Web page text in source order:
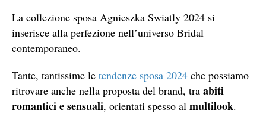
La collezione sposa Agnieszka Swiatly 2024 si
inserisce alla perfezione nell’universo Bridal
contemporaneo.
Tante, tantissime le tendenze sposa 2024 che possiamo
ritrovare anche nella proposta del brand, tra abiti
romantici e sensuali, orientati spesso al multilook.